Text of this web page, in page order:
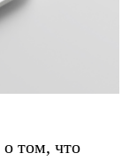
том, что